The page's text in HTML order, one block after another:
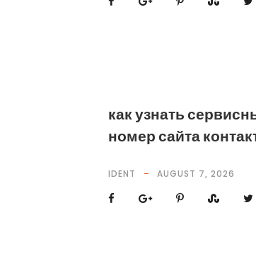
как узнать
номер сайта
IDENT AUGUST 7, 2026